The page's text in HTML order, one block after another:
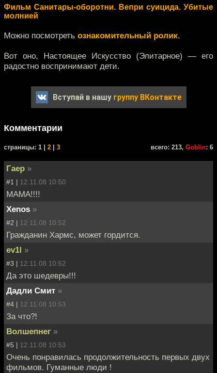
Фильм Санитары-оборотни. Вепри суицида. Убитые
молнией
Можно посмотреть ознакомительный ролик.
Вот оно, Настоящее Искусство (Элитарное) — его
радостно воспринимают дети.
Вступай в нашу группу ВКонтакте
Комментарии
cтраницы: 1 | 2 3 всего: 213, Goblin: 6
Гаер »
#1 | 12.11.08 10:50
МАМА!!!!
Xenos »
#2 | 12.11.08 10:52
Гражданин Хармс, может гордится.
ev1l »
#3 | 12.11.08 10:52
Да это шедевры!!!
Дадли Смит »
#4 | 12.11.08 10:53
За что?!
Волшепнег »
#5 | 12.11.08 10:53
Очень понравилась продолжительность первых двух
фильмов. Гуманные люди !